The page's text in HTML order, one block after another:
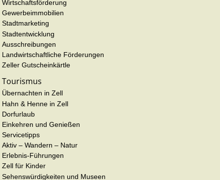
Wirtschaftsförderung
Gewerbeimmobilien
Stadtmarketing
Stadtentwicklung
Ausschreibungen
Landwirtschaftliche Förderungen
Zeller Gutscheinkärtle
Tourismus
Übernachten in Zell
Hahn & Henne in Zell
Dorfurlaub
Einkehren und Genießen
Servicetipps
Aktiv – Wandern – Natur
Erlebnis-Führungen
Zell für Kinder
Sehenswürdigkeiten und Museen